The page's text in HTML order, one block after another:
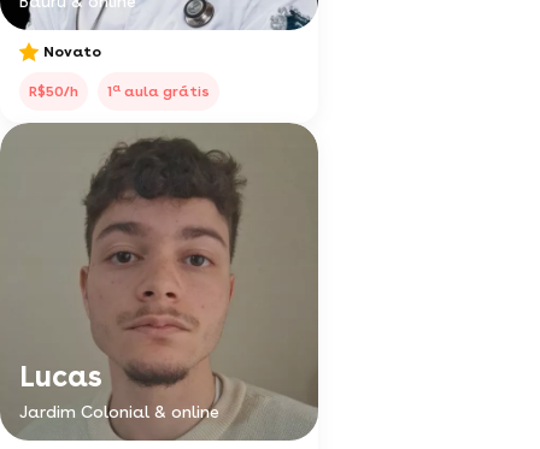
Novato
R$50/h 1a aula grátis
Lucas
Jardim Colonial & online